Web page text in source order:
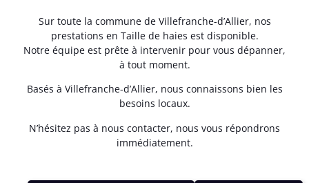
Sur toute la commune de Villefranche-d’Allier, nos
prestations en Taille de haies est disponible.
Notre équipe est prête à intervenir pour vous dépanner,
à tout moment.
Basés à Villefranche-d’Allier, nous connaissons bien les
besoins locaux.
N’hésitez pas à nous contacter, nous vous répondrons
immédiatement.